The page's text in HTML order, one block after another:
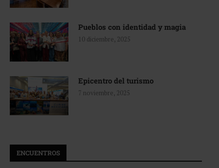
Pueblos con identidad y magia
10 diciembre, 2025
Epicentro del turismo
7 noviembre, 2025
ENCUENTROS